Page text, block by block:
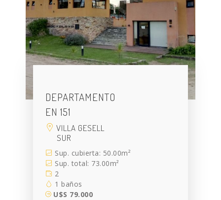
DEPARTAMENTO
EN 151
VILLA GESELL
SUR
Sup. cubierta: 50.00m²
Sup. total: 73.00m²
2
1 baños
U$S 79.000